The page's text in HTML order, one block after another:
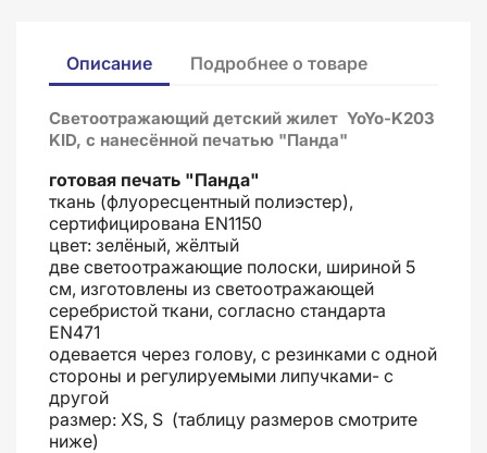
Описание Подробнее о товаре
Светоотражающий детский жилет YoYo-K203
KID, с нанесённой печатью "Панда"
готовая печать "Панда"
ткань (флуоресцентный полиэстер),
сертифицирована EN1150
цвет: зелёный, жёлтый
две светоотражающие полоски, шириной 5
см, изготовлены из светоотражающей
серебристой ткани, согласно стандарта
EN471
одевается через голову, с резинками с одной
стороны и регулируемыми липучками- с
другой
размер: XS, S (таблицу размеров смотрите
ниже)